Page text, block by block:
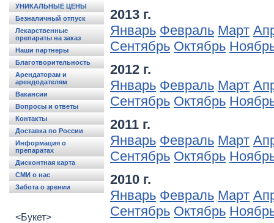
УНИКАЛЬНЫЕ ЦЕНЫ
Безналичный отпуск
Лекарственные
препараты на заказ
Наши партнеры
Благотворительность
Арендаторам и
арендодателям
Вакансии
Вопросы и ответы
Контакты
Доставка по России
Информация о
препаратах
Дисконтная карта
СМИ о нас
Забота о зрении
<Букет>
2013 г.
Январь Февраль Март
Сентябрь Октябрь
2012 г.
Январь Февраль Март
Сентябрь Октябрь
2011 г.
Январь Февраль Март
Сентябрь Октябрь
2010 г.
Январь Февраль Март
Сентябрь Октябрь